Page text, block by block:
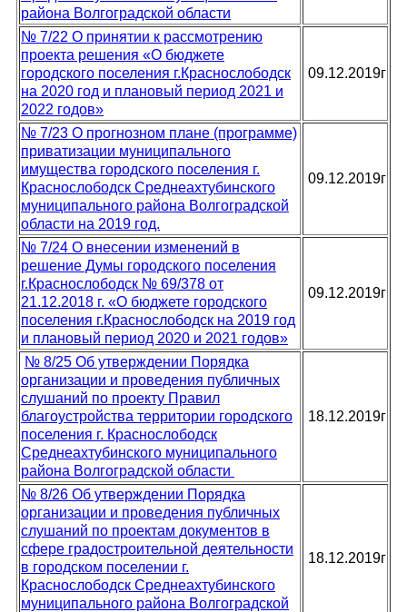
района Волгоградской области
№ 7/22 О принятии к рассмотрению
проекта решения «О бюджете
городского поселения г.Краснослободск
на 2020 год и плановый период 2021 и
2022 годов»
09.12.2019г
№ 7/23 О прогнозном плане (программе)
приватизации муниципального
имущества городского поселения г.
Краснослободск Среднеахтубинского
муниципального района Волгоградской
области на 2019 год.
09.12.2019г
№ 7/24 О внесении изменений в
решение Думы городского поселения
г.Краснослободск № 69/378 от
21.12.2018 г. «О бюджете городского
поселения г.Краснослободск на 2019 год
и плановый период 2020 и 2021 годов»
09.12.2019г
№ 8/25 Об утверждении Порядка
организации и проведения публичных
слушаний по проекту Правил
благоустройства территории городского
поселения г. Краснослободск
Среднеахтубинского муниципального
района Волгоградской области
18.12.2019г
№ 8/26 Об утверждении Порядка
организации и проведения публичных
слушаний по проектам документов в
сфере градостроительной деятельности
в городском поселении г.
Краснослободск Среднеахтубинского
муниципального района Волгоградской
18.12.2019г